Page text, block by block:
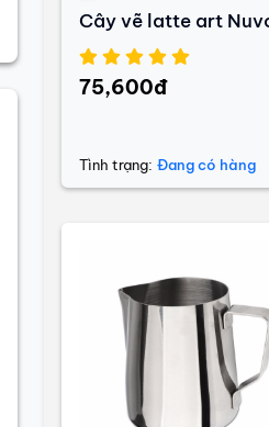
Cây vẽ latte art
75,600đ
Tình trạng: Đang có hàng